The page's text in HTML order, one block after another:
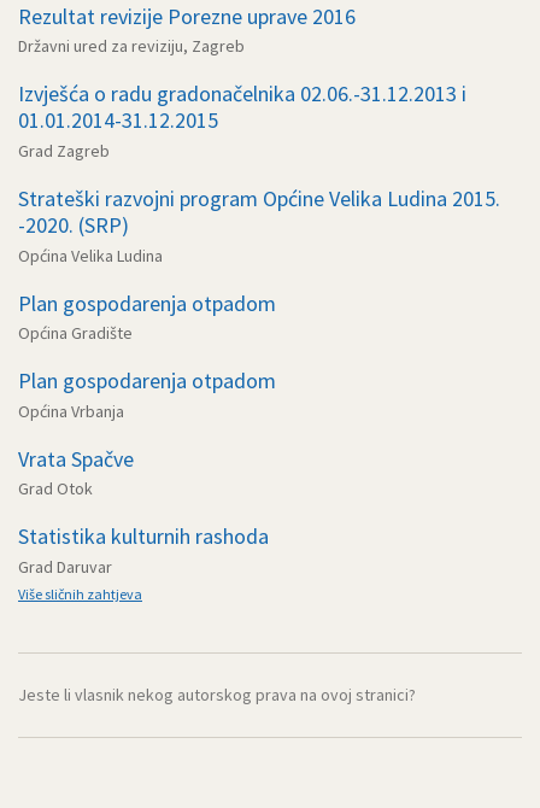
Rezultat revizije Porezne uprave 2016
Državni ured za reviziju, Zagreb
Izvješća o radu gradonačelnika 02.06.-31.12.2013 i
01.01.2014-31.12.2015
Grad Zagreb
Strateški razvojni program Općine Velika Ludina 2015.
-2020. (SRP)
Općina Velika Ludina
Plan gospodarenja otpadom
Općina Gradište
Plan gospodarenja otpadom
Općina Vrbanja
Vrata Spačve
Grad Otok
Statistika kulturnih rashoda
Grad Daruvar
Više sličnih zahtjeva
Jeste li vlasnik nekog autorskog prava na ovoj stranici?